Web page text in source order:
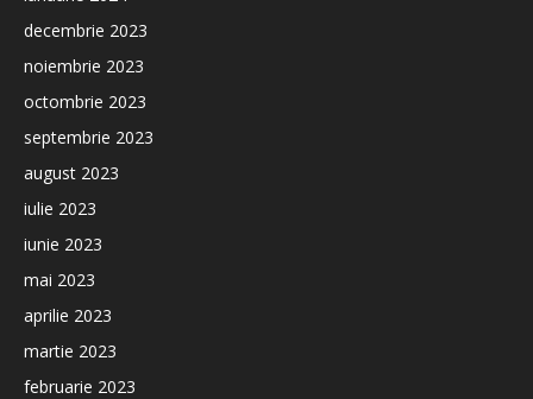
decembrie 2023
noiembrie 2023
octombrie 2023
septembrie 2023
august 2023
iulie 2023
iunie 2023
mai 2023
aprilie 2023
martie 2023
februarie 2023